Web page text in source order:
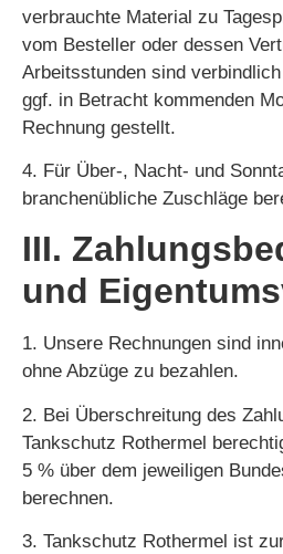
verbrauchte Material zu
vom Besteller oder dessen
Arbeitsstunden sind
ggf. in Betracht kommenden
Rechnung gestellt.
4. Für Über-, Nacht- und
branchenübliche Zuschläge
III.
und
1. Unsere Rechnungen sind
ohne Abzüge zu bezahlen.
2. Bei Überschreitung des
Tankschutz Rothermel
5 % über dem jeweiligen
berechnen.
3. Tankschutz Rothermel ist